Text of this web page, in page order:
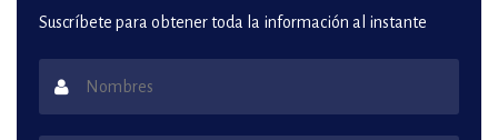
Suscríbete para obtener toda la información al instante